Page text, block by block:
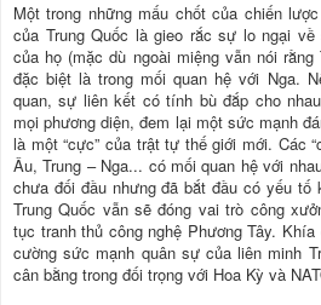
Một trong những mấu chốt của chiến
của Trung Quốc là gieo rắc sự lo ngại
của họ (mặc dù ngoài miệng vẫn nói
đặc biệt là trong mối quan hệ với Nga.
quan, sự liên kết có tính bù đắp cho
mọi phương diện, đem lại một sức mạnh
là một “cực” của trật tự thế giới mới. Các
Âu, Trung – Nga... có mối quan hệ với
chưa đối đầu nhưng đã bắt đầu có yếu
Trung Quốc vẫn sẽ đóng vai trò công
tục tranh thủ công nghệ Phương Tây.
cường sức mạnh quân sự của liên minh
cân bằng trong đối trọng với Hoa Kỳ và